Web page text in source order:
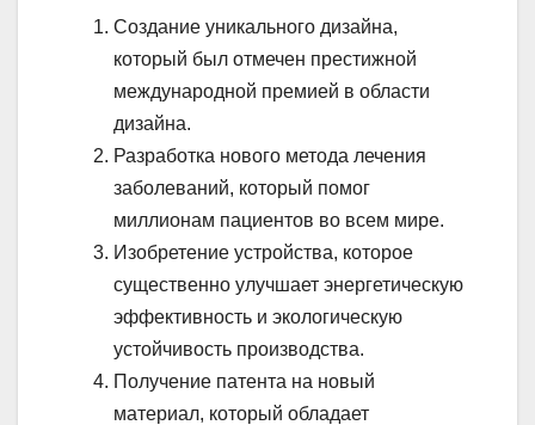
Создание уникального дизайна,
который был отмечен престижной
международной премией в области
дизайна.
Разработка нового метода лечения
заболеваний, который помог
миллионам пациентов во всем мире.
Изобретение устройства, которое
существенно улучшает энергетическую
эффективность и экологическую
устойчивость производства.
Получение патента на новый
материал, который обладает